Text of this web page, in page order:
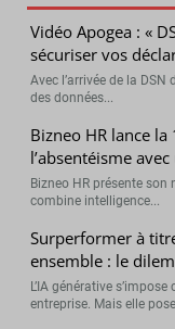
Vidéo Apogea : «
sécuriser vos
Avec l’arrivée de la
des données...
Bizneo HR lance la
l’absentéisme
Bizneo HR présente
combine intelligence...
Surperformer à
ensemble : le
L’IA générative
entreprise. Mais elle